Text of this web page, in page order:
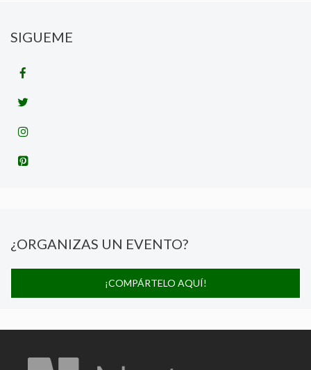
SIGUEME
¿ORGANIZAS UN EVENTO?
¡COMPÁRTELO AQUÍ!